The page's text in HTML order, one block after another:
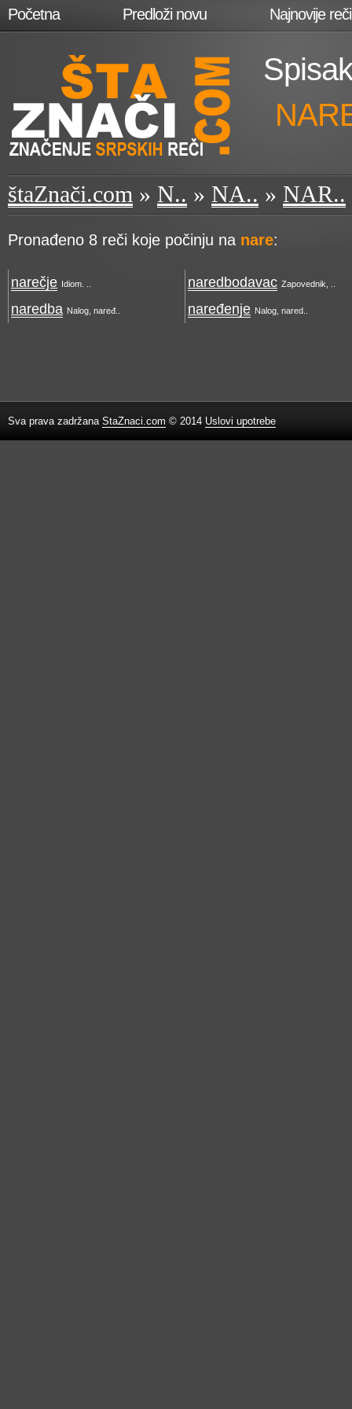
Početna Predloži novu Najnovije reči
štaZnači.com » N.. » NA.. » NAR..
Pronađeno 8 reči koje počinju na nare:
narečje Idiom. ..
naredba Nalog, naređ..
naredbodavac Zapovednik, ..
naređenje Nalog, nared..
Sva prava zadržana StaZnaci.com © 2014 Uslovi upotrebe